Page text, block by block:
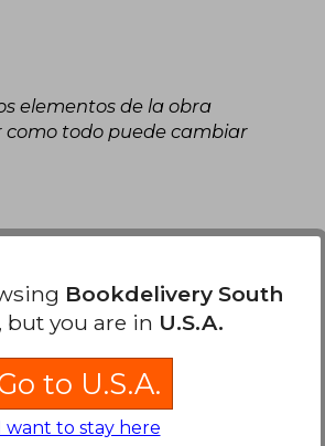
elementos de la obra
como todo puede cambiar
llena de
Bookdelivery South
, but you are in U.S.A.
to U.S.A.
I want to stay here